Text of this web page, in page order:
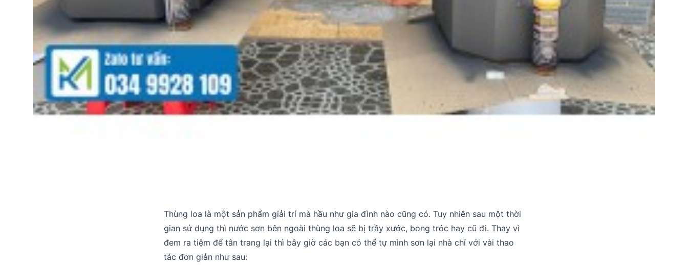
Thùng loa là một sản phẩm giải trí mà hầu như gia đình nào cũng có. Tuy nhiên sau một thời
gian sử dụng thì nước sơn bên ngoài thùng loa sẽ bị trầy xước, bong tróc hay cũ đi. Thay vì
đem ra tiệm để tân trang lại thì bây giờ các bạn có thể tự mình sơn lại nhà chỉ với vài thao
tác đơn giản như sau: